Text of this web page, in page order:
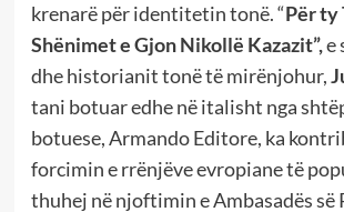
krenarë për identitetin tonë. “Për ty
Shënimet e Gjon Nikollë Kazazit”,e
dhe historianit tonë të mirënjohur,
tani botuar edhe në italisht nga
botuese, Armando Editore, ka
forcimin e rrënjëve evropiane të
thuhej në njoftimin e Ambasadës së